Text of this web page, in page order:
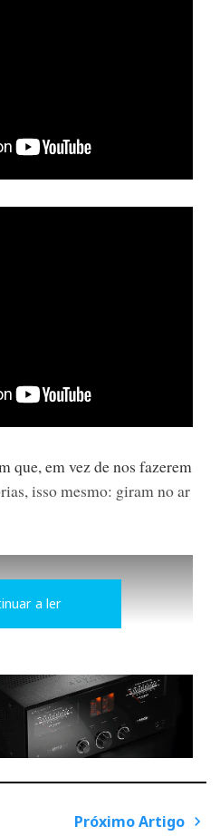
que, em vez de nos fazerem
isso mesmo: giram no ar
dos mídia, embora na
a ler
Próximo Artigo